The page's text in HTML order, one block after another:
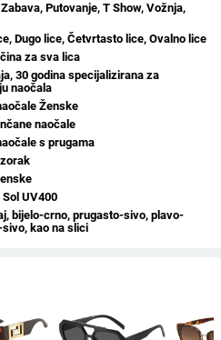
Putovanje, T Show, Vožnja,
Dugo lice, Četvrtasto lice, Ovalno lice
za sva lica
30 godina specijalizirana za
naočala
Ženske
naočale
s prugama
Sol UV400
bijelo-crno, prugasto-sivo, plavo-
kao na slici